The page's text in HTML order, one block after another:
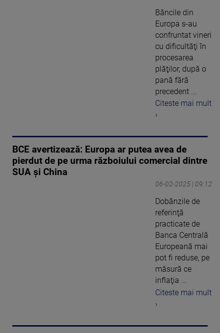
Băncile din
Europa s-au
confruntat vineri
cu dificultăţi în
procesarea
plăţilor, după o
pană fără
precedent ...
Citeste mai mult
›
BCE avertizează: Europa ar putea avea de
pierdut de pe urma războiului comercial dintre
SUA şi China
06-02-2025 | 09:12
Dobânzile de
referinţă
practicate de
Banca Centrală
Europeană mai
pot fi reduse, pe
măsură ce
inflaţia ...
Citeste mai mult
›